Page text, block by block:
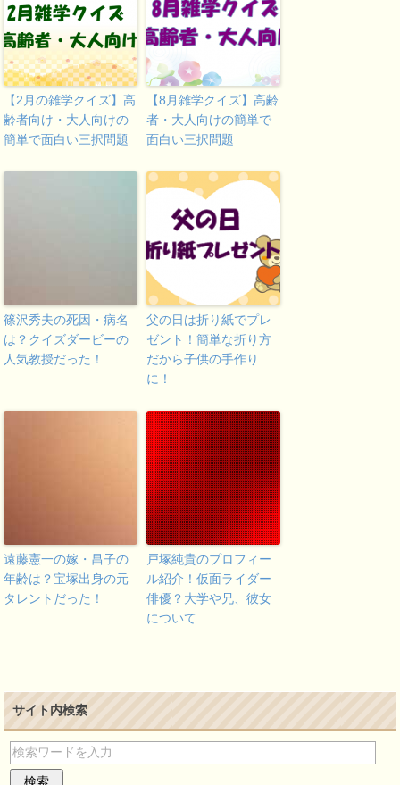
【2月の雑学クイズ】高
齢者向け・大人向けの
簡単で面白い三択問題
【8月雑学クイズ】高齢
者・大人向けの簡単で
面白い三択問題
篠沢秀夫の死因・病名
は？クイズダービーの
人気教授だった！
父の日は折り紙でプレ
ゼント！簡単な折り方
だから子供の手作り
に！
遠藤憲一の嫁・昌子の
年齢は？宝塚出身の元
タレントだった！
戸塚純貴のプロフィー
ル紹介！仮面ライダー
俳優？大学や兄、彼女
について
サイト内検索